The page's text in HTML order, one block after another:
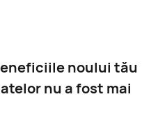
noului tău
nu a fost mai